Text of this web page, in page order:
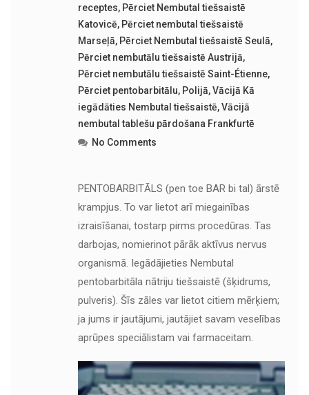
receptes, Pērciet Nembutal tiešsaistē
Katovicē, Pērciet nembutal tiešsaistē
Marseļā, Pērciet Nembutal tiešsaistē Seulā,
Pērciet nembutālu tiešsaistē Austrijā,
Pērciet nembutālu tiešsaistē Saint-Étienne,
Pērciet pentobarbitālu, Polijā,Vācijā Kā
iegādāties Nembutal tiešsaistē,Vācijā
nembutal tablešu pārdošana Frankfurtē
No Comments
PENTOBARBITĀLS (pen toe BAR bi tal) ārstē
krampjus. To var lietot arī miegainības
izraisīšanai, tostarp pirms procedūras. Tas
darbojas, nomierinot pārāk aktīvus nervus
organismā. Iegādājieties Nembutal
pentobarbitāla nātriju tiešsaistē (šķidrums,
pulveris). Šīs zāles var lietot citiem mērķiem;
ja jums ir jautājumi, jautājiet savam veselības
aprūpes speciālistam vai farmaceitam.